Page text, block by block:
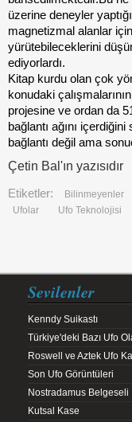
üzerine deneyler
magnetizmal alanlar
yürütebileceklerini
ediyorlardı.
Kitap kurdu olan çok
konudaki
projesine ve ordan da
bağlantı ağını
bağlantı değil ama
Çetin Bal'ın yazısıdır
Etiketler: Bilinmeyenler
Ufolar
Ufo Teknolojisi
Sevilenler
Kenndy Suikastı
Türkiye'deki Bazı Ufo
Roswell ve Aztek Ufo
Son Ufo Görüntüleri
Nostradamus Belgeseli
Kutsal Kase